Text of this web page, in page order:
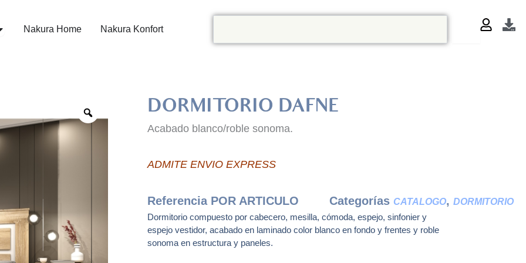
Nakura Home Nakura Konfort
DORMITORIO DAFNE
Acabado blanco/roble sonoma.
ADMITE ENVIO EXPRESS
Referencia POR ARTICULO Categorías CATALOGO, DORMITORIO
Dormitorio compuesto por cabecero, mesilla, cómoda, espejo, sinfonier y
espejo vestidor, acabado en laminado color blanco en fondo y frentes y roble
sonoma en estructura y paneles.